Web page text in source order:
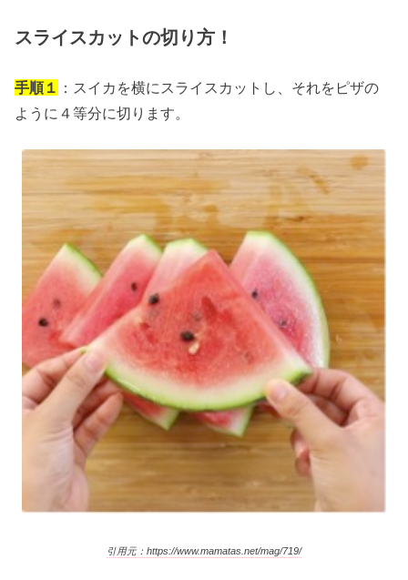
スライスカットの切り方！
手順１ ：スイカを横にスライスカットし、それをピザの
ように４等分に切ります。
引用元：https://www.mamatas.net/mag/719/